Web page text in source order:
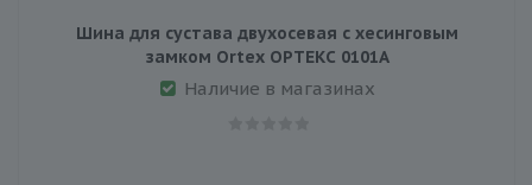
Шина для сустава двухосевая с хесинговым
замком Ortex ОРТЕКС 0101A
Наличие в магазинах